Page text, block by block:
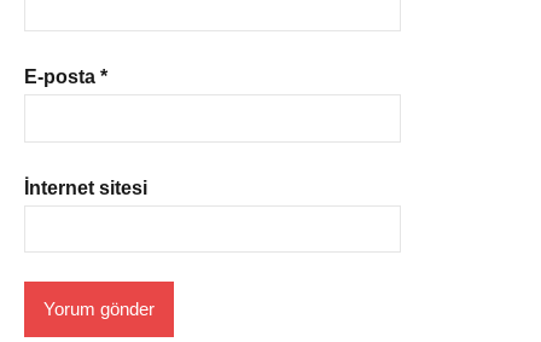
E-posta *
İnternet sitesi